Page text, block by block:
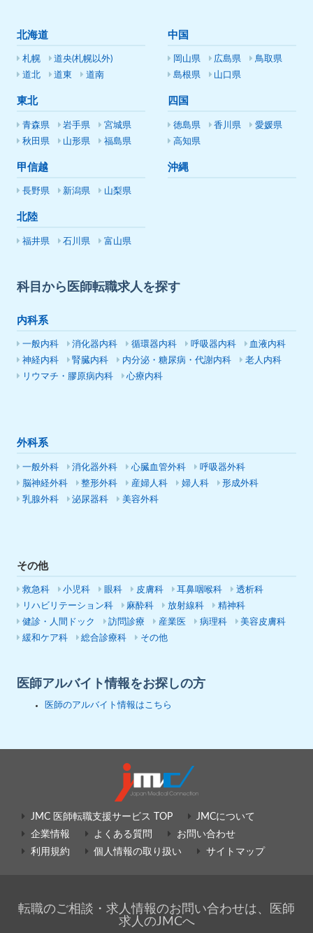
北海道
札幌
道央(札幌以外)
道北
道東 道南
東北
青森県 岩手県
宮城県
秋田県
山形県 福島県
甲信越
長野県 新潟県 山梨県
北陸
福井県 石川県 富山県
中国
岡山県 広島県
鳥取県
島根県
山口県
四国
徳島県 香川県
愛媛県
高知県
沖縄
科目から医師転職求人を探す
内科系
一般内科 消化器内科 循環器内科 呼吸器内科
血液内科
神経内科
腎臓内科 内分泌・糖尿病・代謝内科
老人内科
リウマチ・膠原病内科
心療内科
外科系
一般外科 消化器外科 心臓血管外科
呼吸器外科
脳神経外科
整形外科 産婦人科 婦人科
形成外科
乳腺外科
泌尿器科 美容外科
その他
救急科 小児科 眼科 皮膚科 耳鼻咽喉科
透析科
リハビリテーション科
麻酔科 放射線科
精神科
健診・人間ドック
訪問診療 産業医 病理科
美容皮膚科
緩和ケア科
総合診療科 その他
医師アルバイト情報をお探しの方
医師のアルバイト情報はこちら
JMC 医師転職支援サービス TOP
JMCについて
企業情報
よくある質問
お問い合わせ
利用規約
個人情報の取り扱い サイトマップ
転職のご相談・求人情報のお問い合わせは、医師
求人のJMCへ